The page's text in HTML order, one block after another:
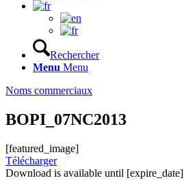
Rechercher
Menu Menu
Noms commerciaux
BOPI_07NC2013
[featured_image]
Télécharger
Download is available until [expire_date]